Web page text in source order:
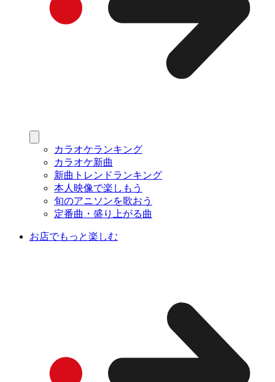
カラオケランキング
カラオケ新曲
新曲トレンドランキング
本人映像で楽しもう
旬のアニソンを歌おう
定番曲・盛り上がる曲
お店でもっと楽しむ